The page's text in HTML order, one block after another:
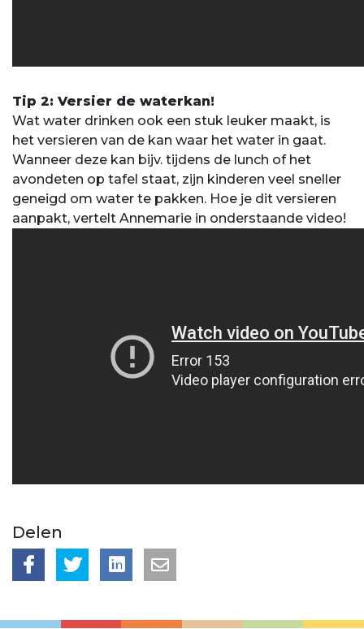
Tip 2: Versier de waterkan!
Wat water drinken ook een stuk leuker maakt, is
het versieren van de kan waar het water in gaat.
Wanneer deze kan bijv. tijdens de lunch of het
avondeten op tafel staat, zijn kinderen veel sneller
geneigd om water te pakken. Hoe je dit versieren
aanpakt, vertelt Annemarie in onderstaande video!
Delen